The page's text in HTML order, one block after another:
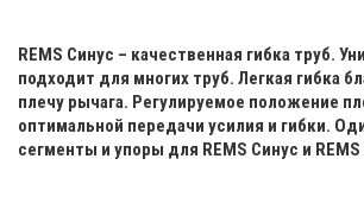
REMS Синус – качественная гибка труб.
подходит для многих труб. Легкая гибка
плечу рычага. Регулируемое положение
оптимальной передачи усилия и гибки.
сегменты и упоры для REMS Синус и